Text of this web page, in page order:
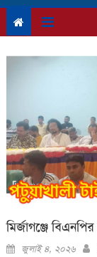
মির্জাগঞ্জে
Posted
জুলাই ৪, ২০২৬